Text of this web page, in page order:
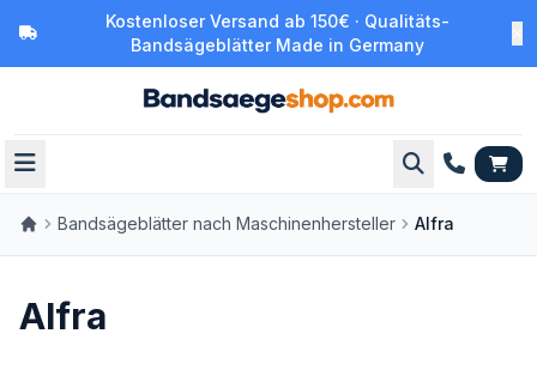
Kostenloser Versand ab 150€ · Qualitäts-
Bandsägeblätter Made in Germany
Bandsägeblätter nach Maschinenhersteller Alfra
Alfra